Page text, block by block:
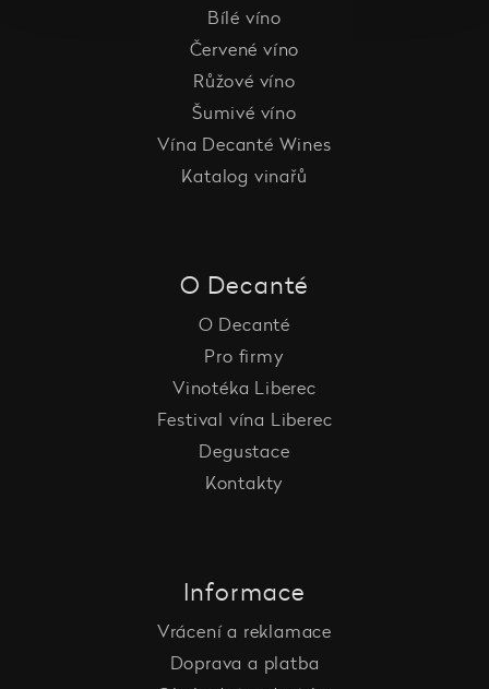
Bílé víno
Červené víno
Růžové víno
Šumivé víno
Vína Decanté Wines
Katalog vinařů
O Decanté
O Decanté
Pro firmy
Vinotéka Liberec
Festival vína Liberec
Degustace
Kontakty
Informace
Vrácení a reklamace
Doprava a platba